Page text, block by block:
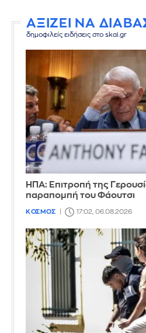
ΑΞΙΖΕΙ ΝΑ
δημοφιλείς ειδήσεις στο skai.gr
ΗΠΑ: Επιτροπή της
παραπομπή του Φάουτσι
ΚΟΣΜΟΣ 17:02, 06.08.2026